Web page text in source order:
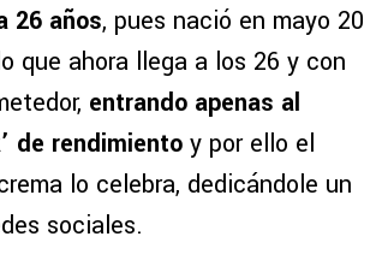
26 años, pues nació en mayo 20
que ahora llega a los 26 y con
entrando apenas al
de rendimiento y por ello el
lo celebra, dedicándole un
sociales.